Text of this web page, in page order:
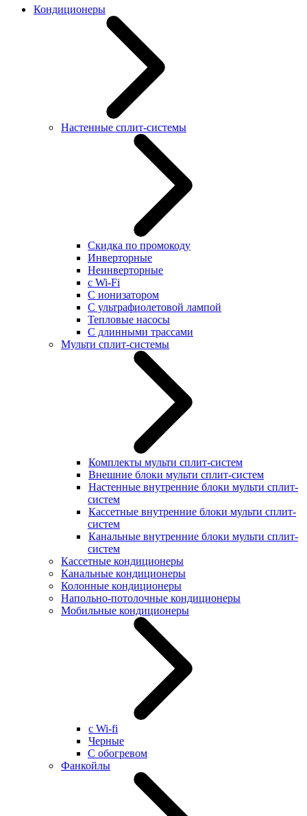
Кондиционеры
Настенные сплит-системы
Скидка по промокоду
Инверторные
Неинверторные
с Wi-Fi
С ионизатором
С ультрафиолетовой лампой
Тепловые насосы
С длинными трассами
Мульти сплит-системы
Комплекты мульти сплит-систем
Внешние блоки мульти сплит-систем
Настенные внутренние блоки мульти сплит-
систем
Кассетные внутренние блоки мульти сплит-
систем
Канальные внутренние блоки мульти сплит-
систем
Кассетные кондиционеры
Канальные кондиционеры
Колонные кондиционеры
Напольно-потолочные кондиционеры
Мобильные кондиционеры
с Wi-fi
Черные
С обогревом
Фанкойлы